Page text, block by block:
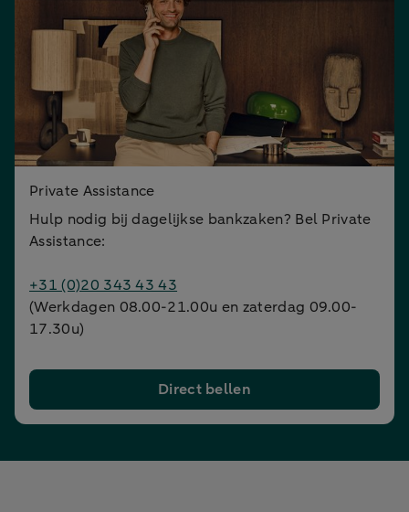
Private Assistance
Hulp nodig bij dagelijkse bankzaken? Bel Private
Assistance:
+31 (0)20 343 43 43
(Werkdagen 08.00-21.00u en zaterdag 09.00-
17.30u)
Direct bellen